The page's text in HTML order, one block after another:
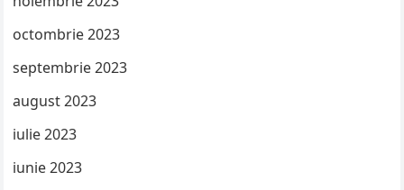
octombrie 2023
septembrie 2023
august 2023
iulie 2023
iunie 2023